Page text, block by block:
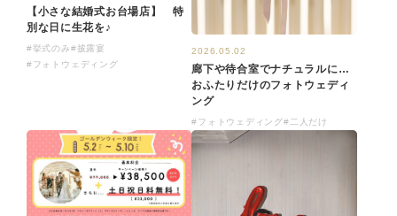
【小さな結婚式お台場店】 特
別な日に生花を♪
#挙式のみ#披露宴
#フォトウェディング
2026.05.02
廊下や待合室でナチュラルに…
おふたりだけのフォトウェディ
ング
#フォトウェディング#二人だけ